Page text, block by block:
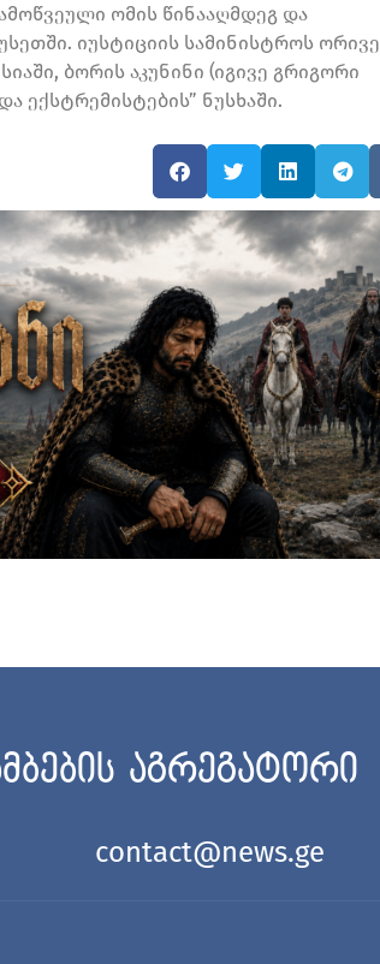
ომის წინააღმდეგ და
იუსტიციის სამინისტროს ორივე
ბორის აკუნინი (იგივე გრიგორი
ექსტრემისტების” ნუსხაში.
აგრეგატორი
contact@news.ge